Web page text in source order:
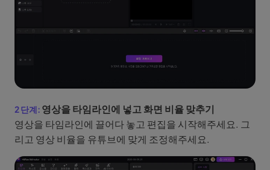
영상을 타임라인에 넣고 화면 비율 맞추기
영상을 타임라인에 끌어다 놓고 편집을 시작해주세요. 그
리고 영상 비율을 유튜브에 맞게 조정해주세요.